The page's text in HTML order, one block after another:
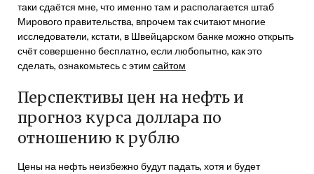
таки сдаётся мне, что именно там и располагается штаб
Мирового правительства, впрочем так считают многие
исследователи, кстати, в Швейцарском банке можно открыть
счёт совершенно бесплатно, если любопытно, как это
сделать, ознакомьтесь с этим сайтом
Перспективы цен на нефть и
прогноз курса доллара по
отношению к рублю
Цены на нефть неизбежно будут падать, хотя и будет